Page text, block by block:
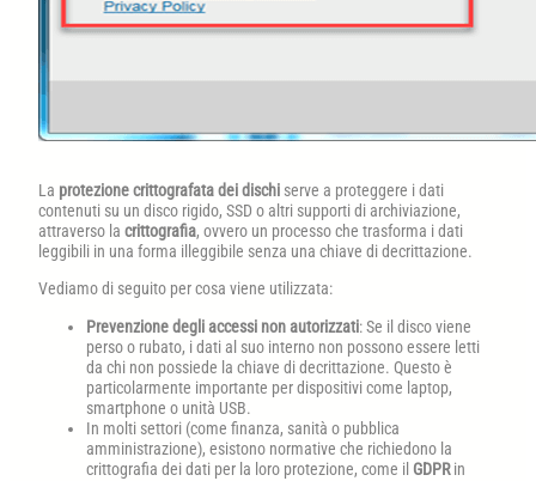
La protezione crittografata dei dischi serve a proteggere i dati
contenuti su un disco rigido, SSD o altri supporti di archiviazione,
attraverso la crittografia, ovvero un processo che trasforma i dati
leggibili in una forma illeggibile senza una chiave di decrittazione.
Vediamo di seguito per cosa viene utilizzata:
Prevenzione degli accessi non autorizzati: Se il disco viene
perso o rubato, i dati al suo interno non possono essere letti
da chi non possiede la chiave di decrittazione. Questo è
particolarmente importante per dispositivi come laptop,
smartphone o unità USB.
In molti settori (come finanza, sanità o pubblica
amministrazione), esistono normative che richiedono la
crittografia dei dati per la loro protezione, come il GDPRin